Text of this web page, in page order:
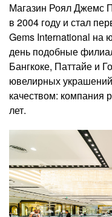
Магазин Роял Джемс
в 2004 году и стал
Gems International на
день подобные
Бангкоке, Паттайе и
ювелирных
качеством: компания
лет.